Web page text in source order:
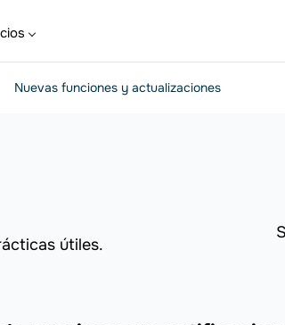
Nuevas funciones y actualizaciones
útiles.